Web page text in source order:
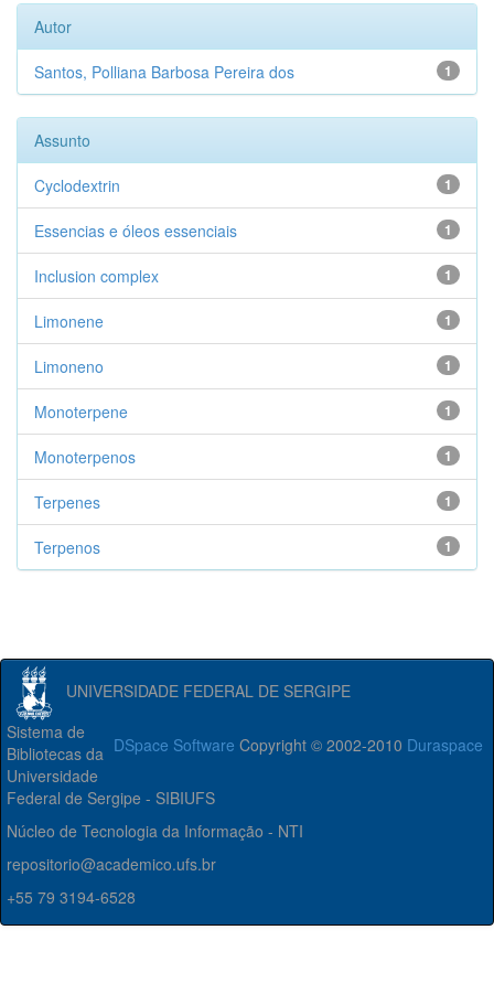
Autor
1
Santos, Polliana Barbosa Pereira dos
Assunto
1
Cyclodextrin
1
Essencias e óleos essenciais
1
Inclusion complex
1
Limonene
1
Limoneno
1
Monoterpene
1
Monoterpenos
1
Terpenes
1
Terpenos
UNIVERSIDADE FEDERAL DE SERGIPE
DSpace Software Copyright © 2002-2010 Duraspace
Sistema de
Bibliotecas da
Universidade
Federal de Sergipe - SIBIUFS
Núcleo de Tecnologia da Informação - NTI
repositorio@academico.ufs.br
+55 79 3194-6528